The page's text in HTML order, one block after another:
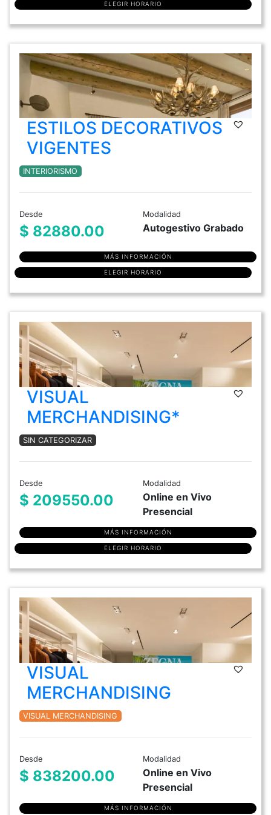
ELEGIR HORARIO
ESTILOS DECORATIVOS
VIGENTES
INTERIORISMO
Desde
$ 82880.00
Modalidad
Autogestivo Grabado
MÁS INFORMACIÓN
ELEGIR HORARIO
VISUAL
MERCHANDISING*
SIN CATEGORIZAR
Desde
$ 209550.00
Modalidad
Online en Vivo
Presencial
MÁS INFORMACIÓN
ELEGIR HORARIO
VISUAL
MERCHANDISING
VISUAL MERCHANDISING
Desde
$ 838200.00
Modalidad
Online en Vivo
Presencial
MÁS INFORMACIÓN